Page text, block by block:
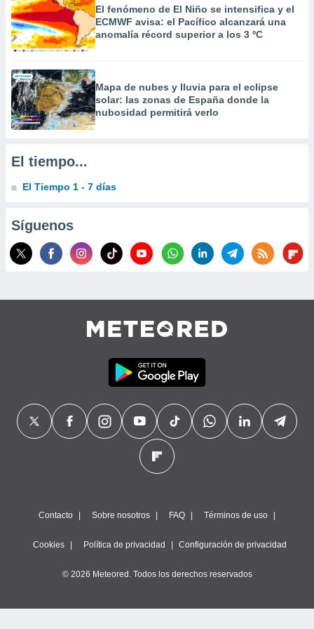
crear un
la
contenido
medir el
de la
el
de
a través
de
uso de
con el
publicidad
de
El fenómeno de El Niño se intensifica y el
ECMWF avisa: el Pacífico alcanzará una
anomalía récord superior a los 3 ºC
Mapa de nubes y lluvia para el eclipse
solar: las zonas de España donde la
nubosidad permitirá verlo
El tiempo...
El Tiempo 1 - 7 días
Síguenos
Contacto Sobre nosotros FAQ Términos de uso
Cookies Política de privacidad Configuración de privacidad
© 2026 Meteored. Todos los derechos reservados